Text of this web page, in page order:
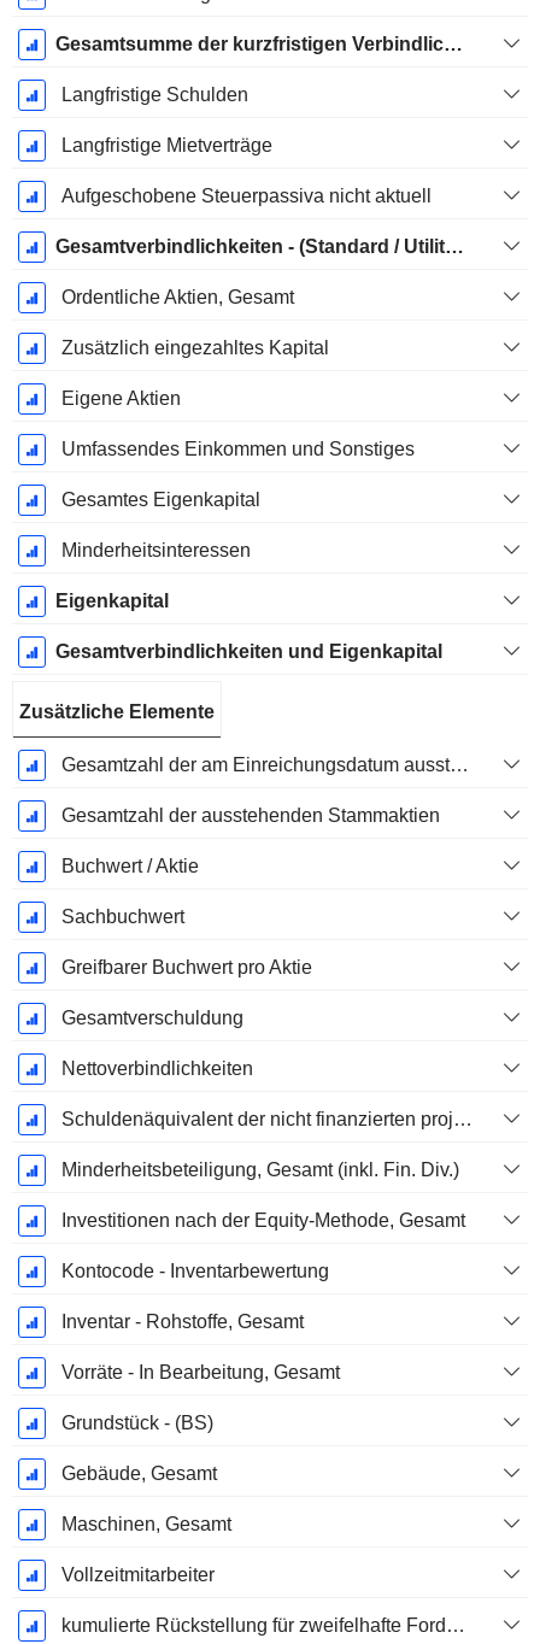
Gesamtsumme der kurzfristigen Verbindlichkeiten
Langfristige Schulden
Langfristige Mietverträge
Aufgeschobene Steuerpassiva nicht aktuell
Gesamtverbindlichkeiten - (Standard / Utility Vorlage)
Ordentliche Aktien, Gesamt
Zusätzlich eingezahltes Kapital
Eigene Aktien
Umfassendes Einkommen und Sonstiges
Gesamtes Eigenkapital
Minderheitsinteressen
Eigenkapital
Gesamtverbindlichkeiten und Eigenkapital
Zusätzliche Elemente
Gesamtzahl der am Einreichungsdatum ausstehenden Aktien
Gesamtzahl der ausstehenden Stammaktien
Buchwert / Aktie
Sachbuchwert
Greifbarer Buchwert pro Aktie
Gesamtverschuldung
Nettoverbindlichkeiten
Schuldenäquivalent der nicht finanzierten projizierten Leistungspflicht
Minderheitsbeteiligung, Gesamt (inkl. Fin. Div.)
Investitionen nach der Equity-Methode, Gesamt
Kontocode - Inventarbewertung
Inventar - Rohstoffe, Gesamt
Vorräte - In Bearbeitung, Gesamt
Grundstück - (BS)
Gebäude, Gesamt
Maschinen, Gesamt
Vollzeitmitarbeiter
kumulierte Rückstellung für zweifelhafte Forderungen (Zusatz)